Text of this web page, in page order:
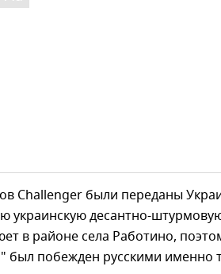
Challenger были переданы
украинскую десантно-
в районе села Работино,
был побежден русскими именно